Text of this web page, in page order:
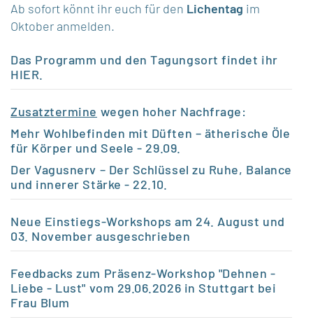
Ab sofort könnt ihr euch für den Lichentag im
Oktober anmelden.
Das Programm und den Tagungsort findet ihr
HIER
Zusatztermine wegen hoher Nachfrage:
Mehr Wohlbefinden mit Düften – ätherische Öle
für Körper und Seele - 29.09.
Der Vagusnerv – Der Schlüssel zu Ruhe, Balance
und innerer Stärke - 22.10.
Neue Einstiegs-Workshops am 24. August und
03. November ausgeschrieben
Feedbacks zum Präsenz-Workshop "Dehnen -
Liebe - Lust" vom 29.06.2026 in Stuttgart bei
Frau Blum